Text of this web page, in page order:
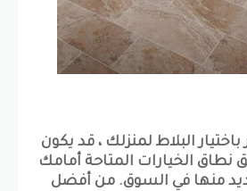
البلاط لمنزلك ، قد يكون
الخيارات المتاحة أمامك
منها في السوق. من أفضل